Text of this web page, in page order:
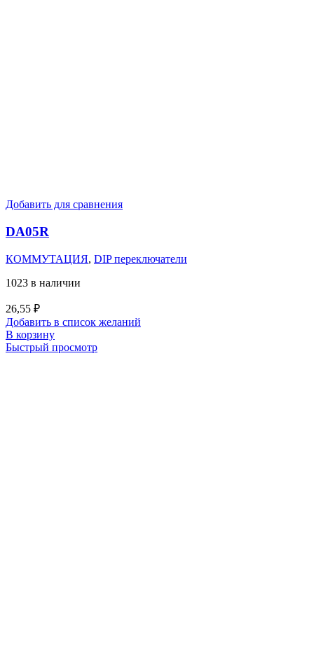
Добавить для сравнения
DA05R
КОММУТАЦИЯ, DIP переключатели
1023 в наличии
26,55 ₽
Добавить в список желаний
В корзину
Быстрый просмотр